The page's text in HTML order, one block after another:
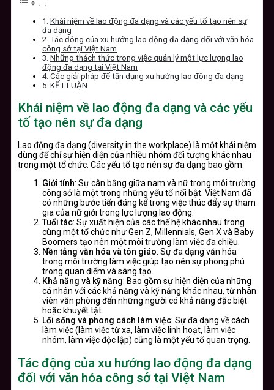
Khái niệm về lao động đa dạng và các yếu tố tạo nên sự
đa dạng
Tác động của xu hướng lao động đa dạng đối với văn hóa
công sở tại Việt Nam
Những thách thức trong việc quản lý một lực lượng lao
động đa dạng tại Việt Nam
Các giải pháp để tận dụng xu hướng lao động đa dạng
KẾT LUẬN
Khái niệm về lao động đa dạng và các yếu
tố tạo nên sự đa dạng
Lao động đa dạng (diversity in the workplace) là một khái niệm
dùng để chỉ sự hiện diện của nhiều nhóm đối tượng khác nhau
trong một tổ chức. Các yếu tố tạo nên sự đa dạng bao gồm:
Giới tính: Sự cân bằng giữa nam và nữ trong môi trường
công sở là một trong những yếu tố nổi bật. Việt Nam đã
có những bước tiến đáng kể trong việc thúc đẩy sự tham
gia của nữ giới trong lực lượng lao động.
Tuổi tác: Sự xuất hiện của các thế hệ khác nhau trong
cùng một tổ chức như Gen Z, Millennials, Gen X và Baby
Boomers tạo nên một môi trường làm việc đa chiều.
Nền tảng văn hóa và tôn giáo: Sự đa dạng văn hóa
trong môi trường làm việc giúp tạo nên sự phong phú
trong quan điểm và sáng tạo.
Khả năng và kỹ năng: Bao gồm sự hiện diện của những
cá nhân với các khả năng và kỹ năng khác nhau, từ nhân
viên văn phòng đến những người có khả năng đặc biệt
hoặc khuyết tật.
Lối sống và phong cách làm việc: Sự đa dạng về cách
làm việc (làm việc từ xa, làm việc linh hoạt, làm việc
nhóm, làm việc độc lập) cũng là một yếu tố quan trọng.
Tác động của xu hướng lao động đa dạng
đối với văn hóa công sở tại Việt Nam